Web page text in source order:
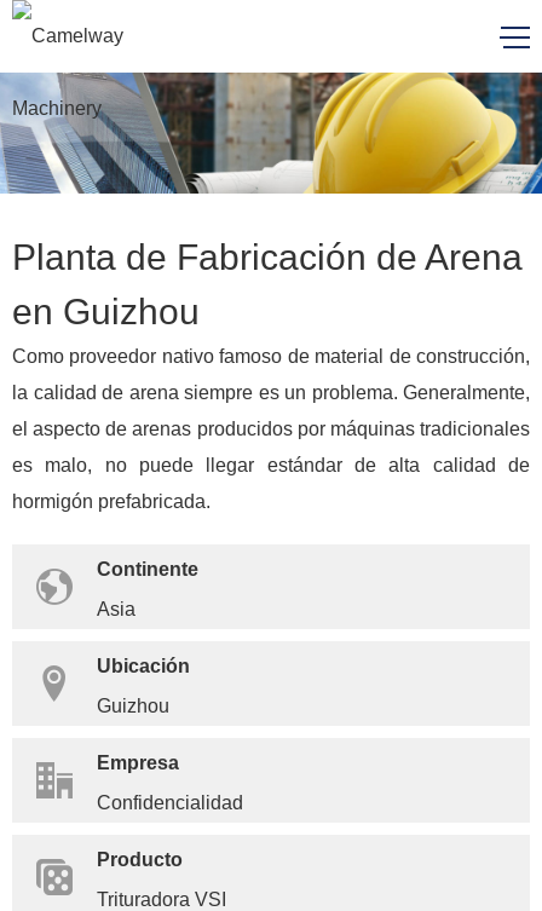
Planta de Fabricación de Arena
en Guizhou
Como proveedor nativo famoso de material de construcción,
la calidad de arena siempre es un problema. Generalmente,
el aspecto de arenas producidos por máquinas tradicionales
es malo, no puede llegar estándar de alta calidad de
hormigón prefabricada.
Continente
Asia
Ubicación
Guizhou
Empresa
Confidencialidad
Producto
Trituradora VSI